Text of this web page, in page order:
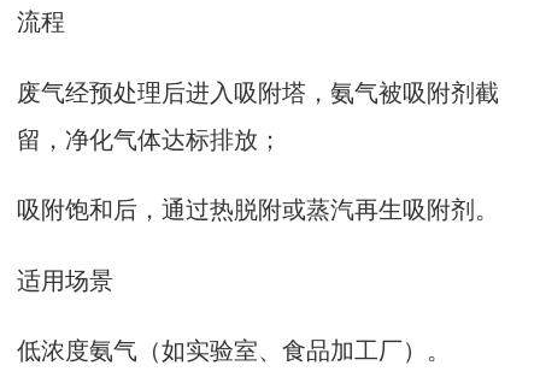
流程‌
废气经预处理后进入吸附塔，氨气被吸附剂截
留，净化气体达标排放；
吸附饱和后，通过热脱附或蒸汽再生吸附剂‌。
适用场景‌
低浓度氨气（如实验室、食品加工厂）‌。